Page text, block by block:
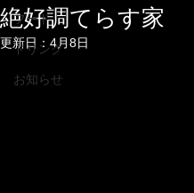
フード
ドリンク
お知らせ
絶好調てらす家
更新日： 4月8日